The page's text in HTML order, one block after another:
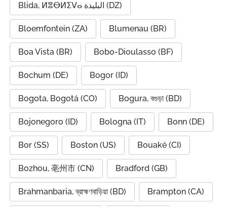
Blida, ⵍⴻⴱⵍⵉⴸⴰ البليدة (DZ)
Bloemfontein (ZA) Blumenau (BR)
Boa Vista (BR) Bobo-Dioulasso (BF)
Bochum (DE) Bogor (ID)
Bogota, Bogotá (CO) Bogura, বগুড়া (BD)
Bojonegoro (ID) Bologna (IT) Bonn (DE)
Bor (SS) Boston (US) Bouaké (CI)
Bozhou, 亳州市 (CN) Bradford (GB)
Brahmanbaria, ব্রাহ্মণবাড়িয়া (BD) Brampton (CA)